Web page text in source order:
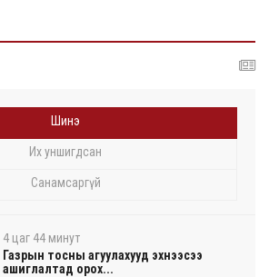
Шинэ
Их уншигдсан
Санамсаргүй
4 цаг 44 минут
Газрын тосны агуулахууд эхнээсээ
ашиглалтад орох...